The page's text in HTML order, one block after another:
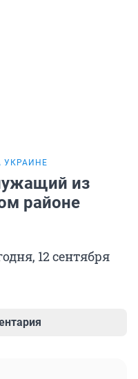
УКРАИНЕ
из
районе
12 сентября